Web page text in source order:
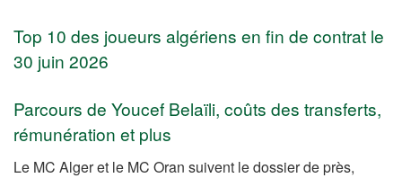
Top 10 des joueurs algériens en fin de contrat le
30 juin 2026
Parcours de Youcef Belaïli, coûts des transferts,
rémunération et plus
Le MC Alger et le MC Oran suivent le dossier de près,